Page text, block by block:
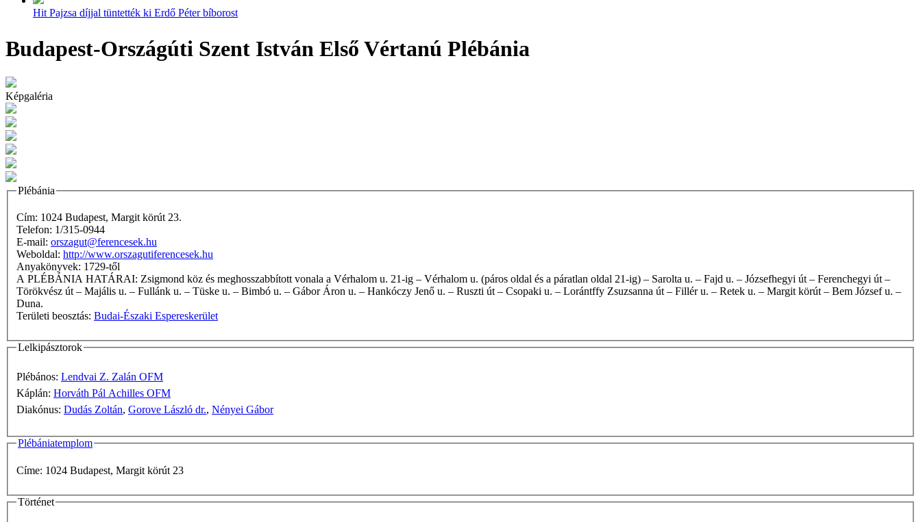
Hit Pajzsa díjjal tüntették ki Erdő Péter bíborost
Budapest-Országúti Szent István Első Vértanú Plébánia
Képgaléria
Plébánia
Cím: 1024 Budapest, Margit körút 23.
Telefon: 1/315-0944
E-mail: orszagut@ferencesek.hu
Weboldal: http://www.orszagutiferencesek.hu
Anyakönyvek: 1729-től
A PLÉBÁNIA HATÁRAI: Zsigmond köz és meghosszabbított vonala a Vérhalom u. 21-ig – Vérhalom u. (páros oldal és a páratlan oldal 21-ig) – Sarolta u. – Fajd u. – Józsefhegyi út – Ferenchegyi út –
Törökvész út – Majális u. – Fullánk u. – Tüske u. – Bimbó u. – Gábor Áron u. – Hankóczy Jenő u. – Ruszti út – Csopaki u. – Lorántffy Zsuzsanna út – Fillér u. – Retek u. – Margit körút – Bem József u. –
Duna.
Területi beosztás: Budai-Északi Espereskerület
Lelkipásztorok
Plébános: Lendvai Z. Zalán OFM
Káplán: Horváth Pál Achilles OFM
Diakónus: Dudás Zoltán, Gorove László dr., Nényei Gábor
Plébániatemplom
Címe: 1024 Budapest, Margit körút 23
Történet